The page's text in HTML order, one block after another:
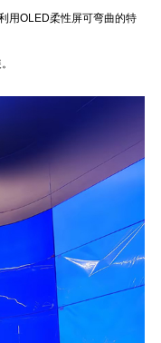
用OLED柔性屏可弯曲的特